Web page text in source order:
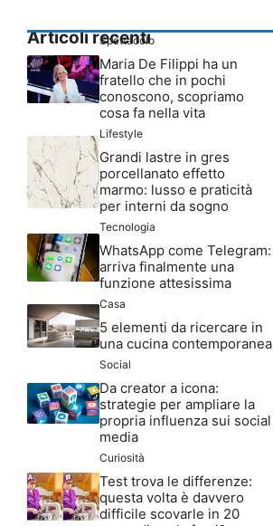
Articoli recenti
Spettacolo
Maria De Filippi ha un
fratello che in pochi
conoscono, scopriamo
cosa fa nella vita
Lifestyle
Grandi lastre in gres
porcellanato effetto
marmo: lusso e praticità
per interni da sogno
Tecnologia
WhatsApp come Telegram:
arriva finalmente una
funzione attesissima
Casa
5 elementi da ricercare in
una cucina contemporanea
Social
Da creator a icona:
strategie per ampliare la
propria influenza sui social
media
Curiosità
Test trova le differenze:
questa volta è davvero
difficile scovarle in 20